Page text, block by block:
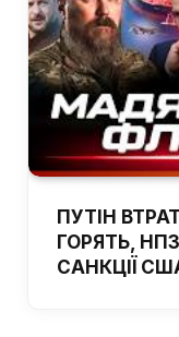
ПУТІН
ГОРЯТЬ,
САНКЦІЇ